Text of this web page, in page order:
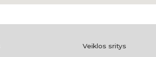
Veiklos sritys